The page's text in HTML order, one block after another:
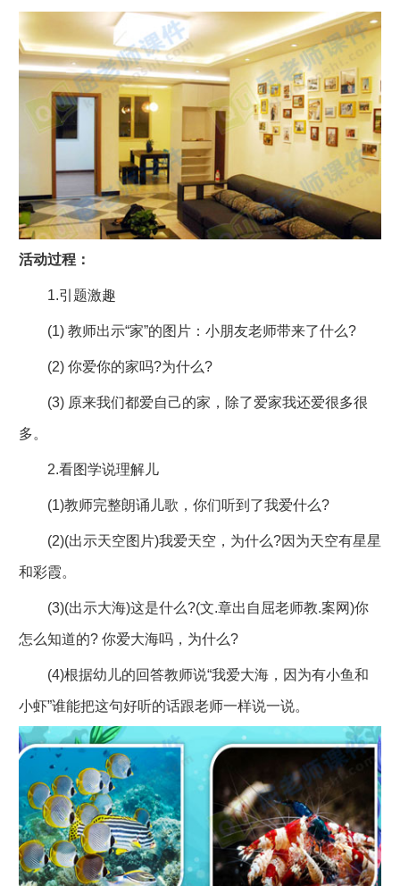
活动过程：
1.引题激趣
(1) 教师出示“家”的图片：小朋友老师带来了什么?
(2) 你爱你的家吗?为什么?
(3) 原来我们都爱自己的家，除了爱家我还爱很多很
多。
2.看图学说理解儿
(1)教师完整朗诵儿歌，你们听到了我爱什么?
(2)(出示天空图片)我爱天空，为什么?因为天空有星星
和彩霞。
(3)(出示大海)这是什么?(文.章出自屈老师教.案网)你
怎么知道的? 你爱大海吗，为什么?
(4)根据幼儿的回答教师说“我爱大海，因为有小鱼和
小虾”谁能把这句好听的话跟老师一样说一说。